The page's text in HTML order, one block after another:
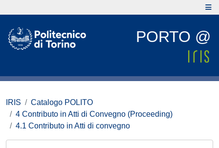
PORTO @
IRIS
Catalogo POLITO
4 Contributo in Atti di Convegno (Proceeding)
4.1 Contributo in Atti di convegno